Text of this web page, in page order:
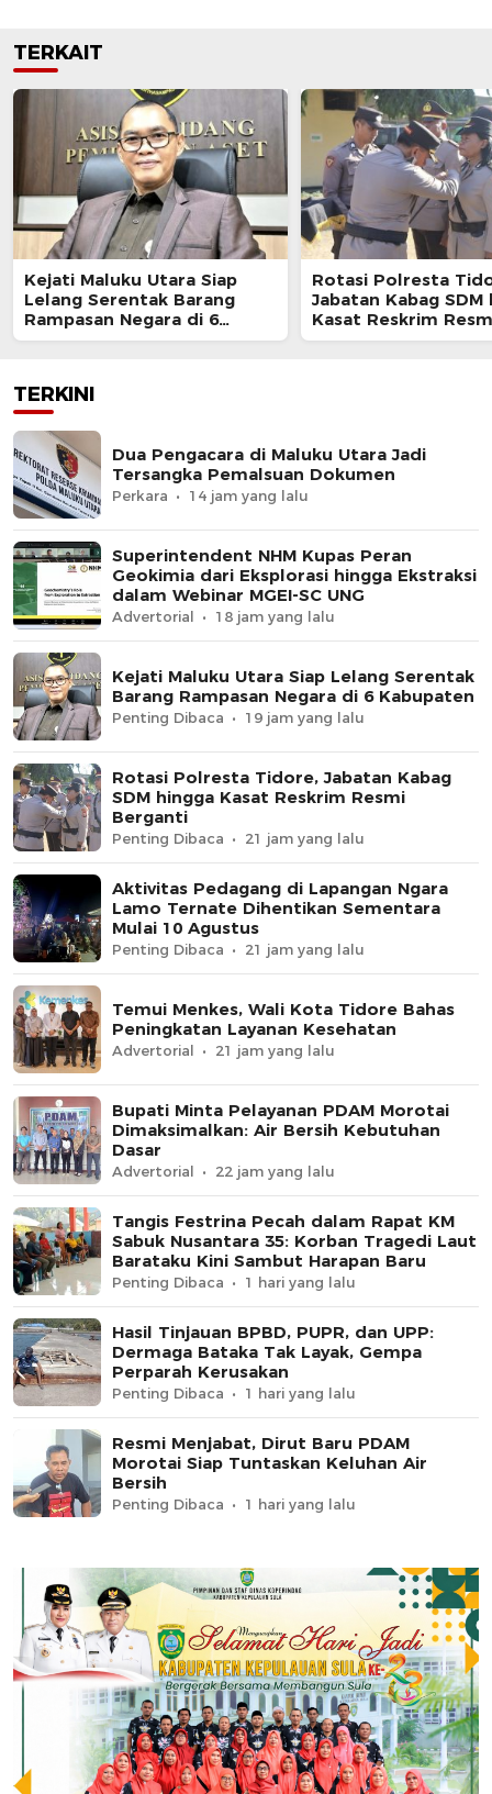
TERKAIT
Kejati Maluku Utara Siap
Lelang Serentak Barang
Rampasan Negara di 6
Kabupaten
Rotasi Polresta
Jabatan Kabag SDM
Kasat Reskrim
Berganti
TERKINI
Dua Pengacara di Maluku Utara Jadi
Tersangka Pemalsuan Dokumen
Perkara 14 jam yang lalu
Superintendent NHM Kupas Peran
Geokimia dari Eksplorasi hingga Ekstraksi
dalam Webinar MGEI-SC UNG
Advertorial 18 jam yang lalu
Kejati Maluku Utara Siap Lelang Serentak
Barang Rampasan Negara di 6 Kabupaten
Penting Dibaca 19 jam yang lalu
Rotasi Polresta Tidore, Jabatan Kabag
SDM hingga Kasat Reskrim Resmi
Berganti
Penting Dibaca 21 jam yang lalu
Aktivitas Pedagang di Lapangan Ngara
Lamo Ternate Dihentikan Sementara
Mulai 10 Agustus
Penting Dibaca 21 jam yang lalu
Temui Menkes, Wali Kota Tidore Bahas
Peningkatan Layanan Kesehatan
Advertorial 21 jam yang lalu
Bupati Minta Pelayanan PDAM Morotai
Dimaksimalkan: Air Bersih Kebutuhan
Dasar
Advertorial 22 jam yang lalu
Tangis Festrina Pecah dalam Rapat KM
Sabuk Nusantara 35: Korban Tragedi Laut
Barataku Kini Sambut Harapan Baru
Penting Dibaca 1 hari yang lalu
Hasil Tinjauan BPBD, PUPR, dan UPP:
Dermaga Bataka Tak Layak, Gempa
Perparah Kerusakan
Penting Dibaca 1 hari yang lalu
Resmi Menjabat, Dirut Baru PDAM
Morotai Siap Tuntaskan Keluhan Air
Bersih
Penting Dibaca 1 hari yang lalu